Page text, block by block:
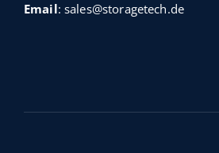
Email:sales@storagetech.de